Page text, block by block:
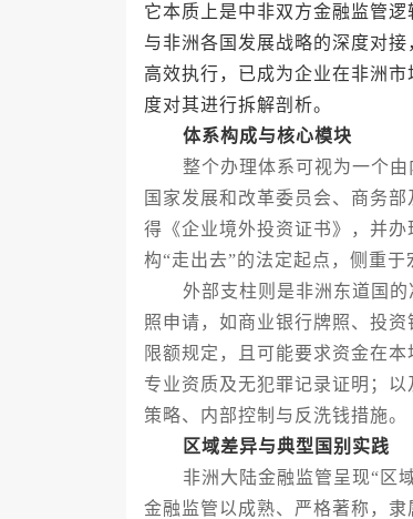
它本质上是中非双方金融监管
与非洲各国发展战略的深度对
高效执行，已成为企业在非洲
度对其进行拆解剖析。
体系构成与核心模块
整个办理体系可视为一个由
国家发展和改革委员会、商务
得《企业境外投资证书》，并
构“走出去”的法定起点，侧重于
外部支柱则是非洲东道国的
照申请，如商业银行牌照、投
限额规定，且可能要求资金在
专业资质及无犯罪记录证明；
策略、内部控制与反洗钱措施。
区域差异与典型国别实践
非洲大陆金融监管呈现“区域
金融监管以成熟、严格著称，